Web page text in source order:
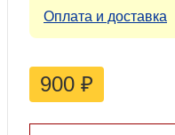
Оплата и доставка
900 ₽